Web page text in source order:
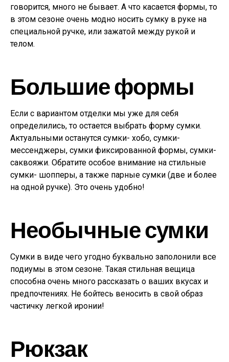
говорится, много не бывает. А что касается формы, то
в этом сезоне очень модно носить сумку в руке на
специальной ручке, или зажатой между рукой и
телом.
Большие формы
Если с вариантом отделки мы уже для себя
определились, то остается выбрать форму сумки.
Актуальными останутся сумки- хобо, сумки-
мессенджеры, сумки фиксированной формы, сумки-
саквояжи. Обратите особое внимание на стильные
сумки- шопперы, а также парные сумки (две и более
на одной ручке). Это очень удобно!
Необычные сумки
Сумки в виде чего угодно буквально заполонили все
подиумы в этом сезоне. Такая стильная вещица
способна очень много рассказать о ваших вкусах и
предпочтениях. Не бойтесь веносить в свой образ
частичку легкой иронии!
Рюкзак